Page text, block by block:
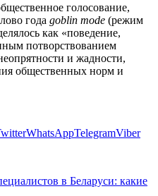
голосование,
года goblin mode (режим
как «поведение,
потворствованием
и жадности,
общественных норм и
WhatsAppTelegramViber
в Беларуси: какие